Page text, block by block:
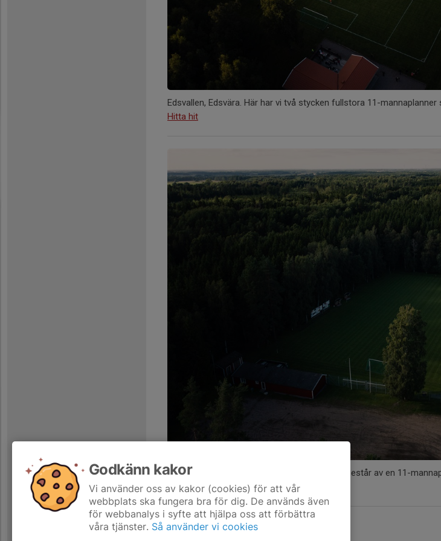
Edsvallen, Edsvära. Här har vi två stycken fullstora 11-
Hitta hit
Holmavallen, Norra Vånga. Denna anläggning består av en 11-
Hitta hit
Godkänn kakor
Vi använder oss av kakor (cookies) för att vår
webbplats ska fungera bra för dig. De används även
för webbanalys i syfte att hjälpa oss att förbättra
våra tjänster. Så använder vi cookies